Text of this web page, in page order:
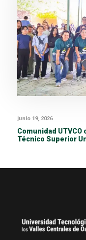
junio 19, 2026
Comunidad UTVCO
Técnico Superior